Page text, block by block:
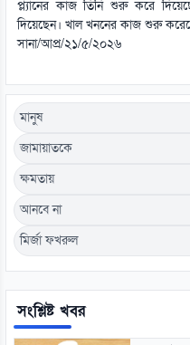
প্ল্যানের কাজ তিনি শুরু করে
দিয়েছেন। খাল খননের কাজ শুরু
সানা/আপ্র/২১/৫/২০২৬
মানুষ
জামায়াতকে
ক্ষমতায়
আনবে না
মির্জা ফখরুল
সংশ্লিষ্ট খবর